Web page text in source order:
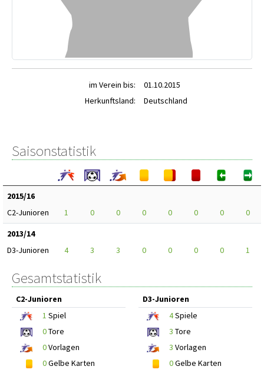
im Verein bis:
01.10.2015
Herkunftsland:
Deutschland
Saisonstatistik
2015/16
C2-Junioren
1 0 0 0 0 0 0
0
2013/14
D3-Junioren
4 3 3 0 0 0 0 1
Gesamtstatistik
C2-Junioren
1 Spiel
0Tore
0Vorlagen
0Gelbe Karten
D3-Junioren
4Spiele
3 Tore
3 Vorlagen
0Gelbe Karten